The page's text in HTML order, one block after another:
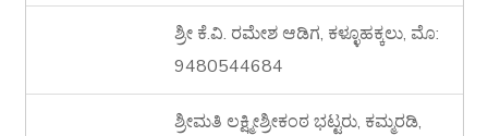
ಶ್ರೀ ಕೆ.ವಿ. ರಮೇಶ ಆಡಿಗ, ಕಳ್ಳೂಹಕ್ಕಲು, ಮೊ:
9480544684
ಶ್ರೀಮತಿ ಲಕ್ಷ್ಮೀಶ್ರೀಕಂಠ ಭಟ್ಟರು, ಕಮ್ಮರಡಿ,